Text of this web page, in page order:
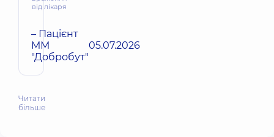
від лікаря
– Пацієнт
ММ
"Добробут"
05.07.2026
Читати
більше